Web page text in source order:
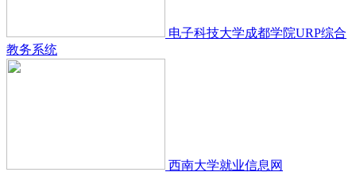
电子科技大学成都学院URP综合
教务系统
西南大学就业信息网